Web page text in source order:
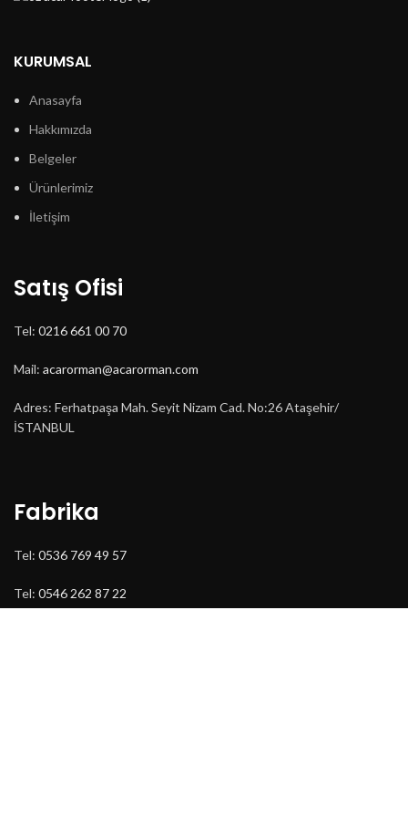
KURUMSAL
Anasayfa
Hakkımızda
Belgeler
Ürünlerimiz
İletişim
Satış Ofisi
Tel: 0216 661 00 70
Mail: acarorman@acarorman.com
Adres: Ferhatpaşa Mah. Seyit Nizam Cad. No:26 Ataşehir/
İSTANBUL
Fabrika
Tel: 0536 769 49 57
Tel: 0546 262 87 22